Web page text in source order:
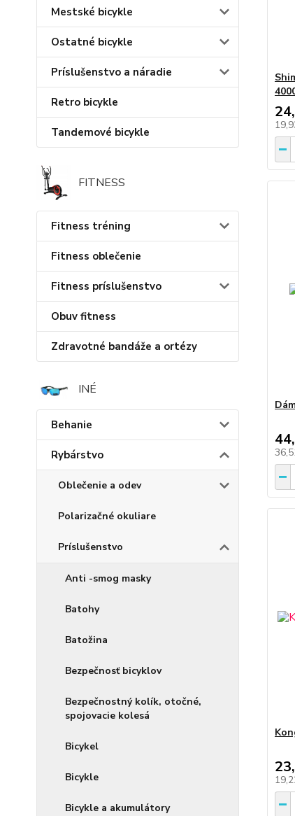
Mestské bicykle
Ostatné bicykle
Príslušenstvo a náradie
Retro bicykle
Tandemové bicykle
FITNESS
Fitness tréning
Fitness oblečenie
Fitness príslušenstvo
Obuv fitness
Zdravotné bandáže a ortézy
INÉ
Behanie
Rybárstvo
Oblečenie a odev
Polarizačné okuliare
Príslušenstvo
Anti -smog masky
Batohy
Batožina
Bezpečnosť bicyklov
Bezpečnostný kolík, otočné,
spojovacie kolesá
Bicykel
Bicykle
Bicykle a akumulátory